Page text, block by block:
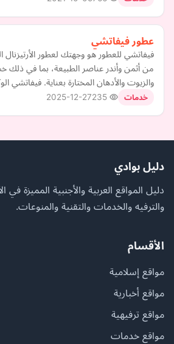
عطور فيفاتشي
فيفاتشي للعطور هو وجهتك لعطور الأرتيزنال
من أثمن وأندر عناصر الطبيعة، بما في ذلك
والزيوت والأدهان المختارة بعناية. فيفاتشي
خدمات 2025-12-27
دليل بوادي
دليل المواقع العربية والأجنبية المميزة في
والترفيه والخدمات والتقنية والمنوعات.
الأقسام
مواقع إسلامية
مواقع أخبارية
مواقع ترفيهية
مواقع خدمات